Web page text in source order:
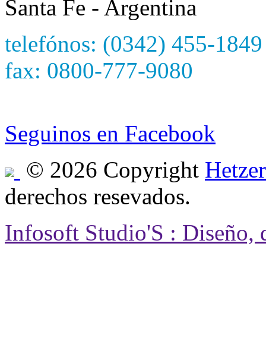
Santa Fe - Argentina
telefónos: (0342) 455-
fax: 0800-777-9080
Seguinos en Facebook
© 2026 Copyright
derechos resevados.
Infosoft Studio'S : Diseño,